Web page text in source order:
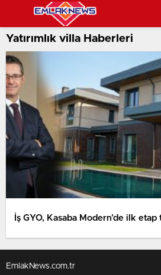
Yatırımlık villa Haberleri
İş GYO, Kasaba Modern’de ilk
EmlakNews.com.tr